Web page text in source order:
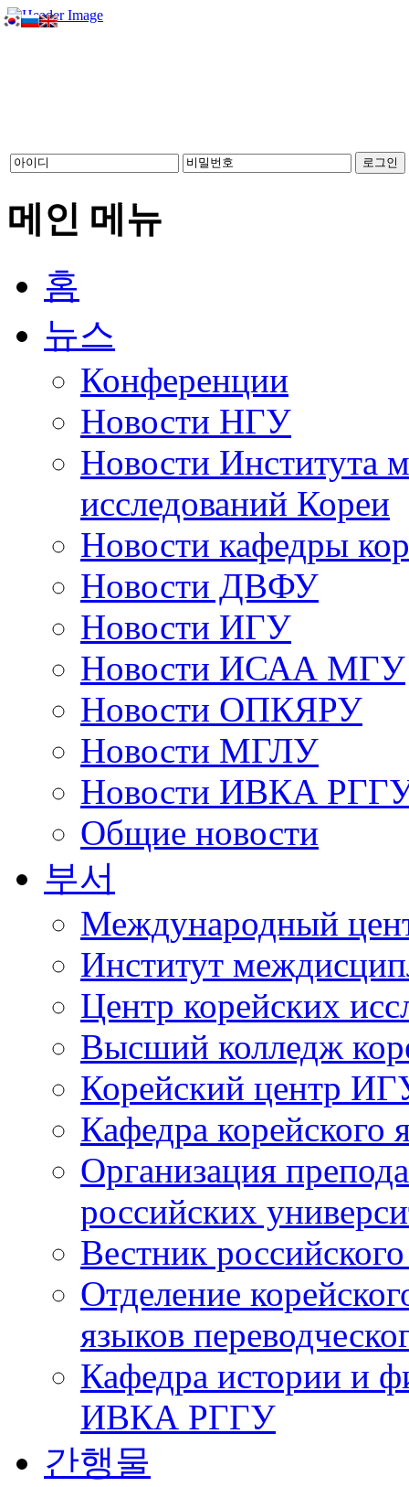
메인 메뉴
홈
뉴스
Конференции
Новости НГУ
Новости Института
исследований Кореи
Новости кафедры
Новости ДВФУ
Новости ИГУ
Новости ИСАА МГУ
Новости ОПКЯРУ
Новости МГЛУ
Новости ИВКА
Общие новости
부서
Международный
Институт
Центр корейских
Высший колледж
Корейский центр
Кафедра
Организация
российских
Вестник
Отделение
языков
Кафедра истории и
ИВКА РГГУ
간행물